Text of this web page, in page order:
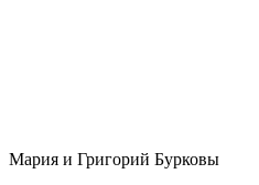
Мария и Григорий Бурковы